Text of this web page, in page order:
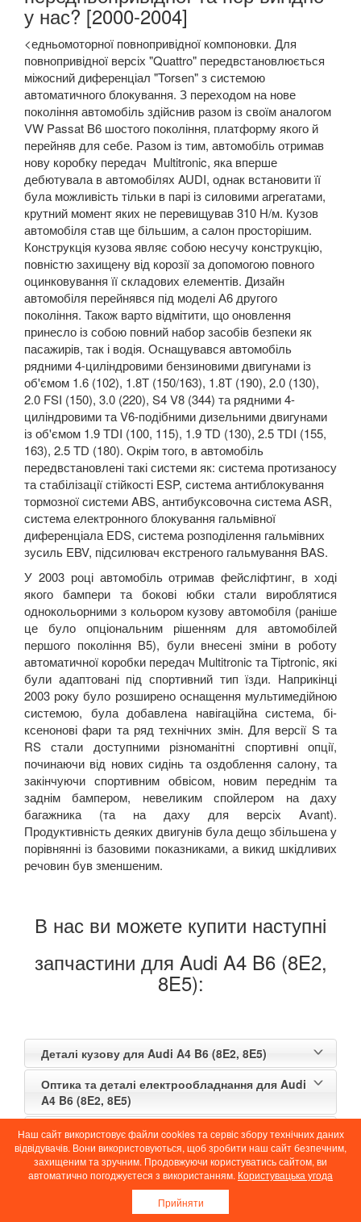
у нас? [2000-2004]
<едньомоторної повнопривідної компоновки. Для
повнопривідної версіх "Quattro" передвстановлюється
міжосний диференціал "Torsen" з системою
автоматичного блокування. З переходом на нове
покоління автомобіль здійснив разом із своїм аналогом
VW Passat B6 шостого покоління, платформу якого й
перейняв для себе. Разом із тим, автомобіль отримав
нову коробку передач Multitronic, яка вперше
дебютувала в автомобілях AUDI, однак встановити її
була можливість тільки в парі із силовими агрегатами,
крутний момент яких не перевищував 310 Н/м. Кузов
автомобіля став ще більшим, а салон просторішим.
Конструкція кузова являє собою несучу конструкцію,
повністю захищену від корозії за допомогою повного
оцинковування її складових елементів. Дизайн
автомобіля перейнявся під моделі А6 другого
покоління. Також варто відмітити, що оновлення
принесло із собою повний набор засобів безпеки як
пасажирів, так і водія. Оснащувався автомобіль
рядними 4-циліндровими бензиновими двигунами із
об'ємом 1.6 (102), 1.8Т (150/163), 1.8Т (190), 2.0 (130),
2.0 FSI (150), 3.0 (220), S4 V8 (344) та рядними 4-
циліндровими та V6-подібними дизельними двигунами
із об'ємом 1.9 TDI (100, 115), 1.9 TD (130), 2.5 TDI (155,
163), 2.5 TD (180). Окрім того, в автомобіль
передвстановлені такі системи як: система протизаносу
та стабілізації стійкості ESP, система антиблокування
тормозної системи ABS, антибуксовочна система ASR,
система електронного блокування гальмівної
диференціала EDS, система розподілення гальмівних
зусиль EBV, підсилювач екстреного гальмування BAS.
У 2003 році автомобіль отримав фейсліфтинг, в ході
якого бампери та бокові юбки стали вироблятися
однокольорними з кольором кузову автомобіля (раніше
це було опціональним рішенням для автомобілей
першого покоління В5), були внесені зміни в роботу
автоматичної коробки передач Multitronic та Tiptronic, які
були адаптовані під спортивний тип їзди. Наприкінці
2003 року було розширено оснащення мультимедійною
системою, була добавлена навігаційна система, бі-
ксенонові фари та ряд технічних змін. Для версії S та
RS стали доступними різноманітні спортивні опції,
починаючи від нових сидінь та оздоблення салону, та
закінчуючи спортивним обвісом, новим переднім та
заднім бампером, невеликим спойлером на даху
багажника (та на даху для версіх Avant).
Продуктивність деяких двигунів була дещо збільшена у
порівнянні із базовими показниками, а викид шкідливих
речовин був зменшеним.
В нас ви можете купити наступні
запчастини для Audi A4 B6 (8E2,
8E5):
Деталі кузову для Audi A4 B6 (8E2, 8E5)
Оптика та деталі електрообладнання для Audi
A4 B6 (8E2, 8E5)
Деталі двигуна для Audi A4 B6 (8E2, 8E5)
Деталі впускної та випускної системи для Audi
A4 B6 (8E2, 8E5)
Деталі коробки передач (трансмісії) та
Наш сайт використовує файли cookies та сервіс збору технічних даних
відвідувачів. Вони використовуються, щоб зробити наш сайт безпечним,
захищеним та зручним. Продовжуючи користуватись сайтом, ви
автоматично погоджуєтеся з використанням. Користувацька угода
Прийняти